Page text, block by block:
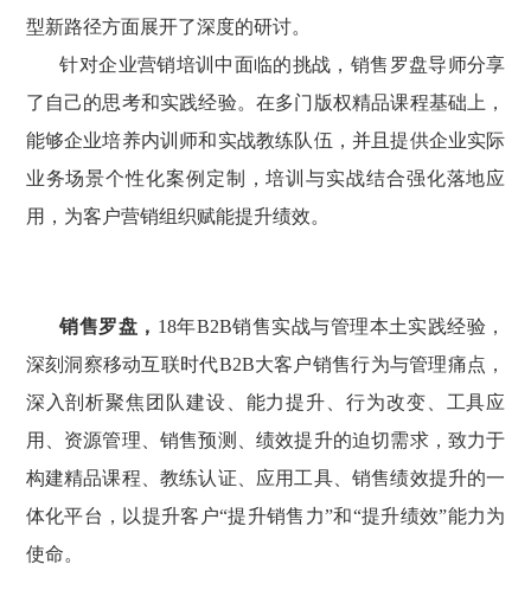
型新路径方面展开了深度的研讨。
针对企业营销培训中面临的挑战，销售罗盘导师分享
了自己的思考和实践经验。在多门版权精品课程基础上，
能够企业培养内训师和实战教练队伍，并且提供企业实际
业务场景个性化案例定制，培训与实战结合强化落地应
用，为客户营销组织赋能提升绩效。
销售罗盘， 18年B2B销售实战与管理本土实践经验，
深刻洞察移动互联时代B2B大客户销售行为与管理痛点，
深入剖析聚焦团队建设、能力提升、行为改变、工具应
用、资源管理、销售预测、绩效提升的迫切需求，致力于
构建精品课程、教练认证、应用工具、销售绩效提升的一
体化平台，以提升客户“提升销售力”和“提升绩效”能力为
使命。